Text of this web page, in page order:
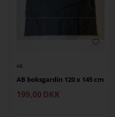
AB
AB boksgardin 120 x 145 cm
199,00 DKK